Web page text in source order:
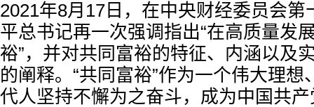
2021年8月17日，在中央财经委员会第
平总书记再一次强调指出“在高质量发
裕”，并对共同富裕的特征、内涵以及
的阐释。“共同富裕”作为一个伟大理想
代人坚持不懈为之奋斗，成为中国共